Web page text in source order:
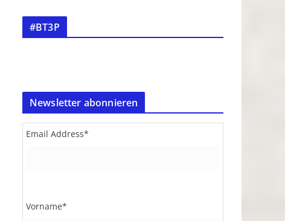
#BT3P
Newsletter abonnieren
Email Address*
Vorname*